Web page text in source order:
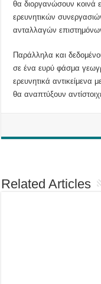
θα διοργανώσουν κοινά
ερευνητικών
ανταλλαγών
Παράλληλα και
σε ένα ευρύ φάσμα
ερευνητικά αντικείμενα
θα αναπτύξουν
Related Articles